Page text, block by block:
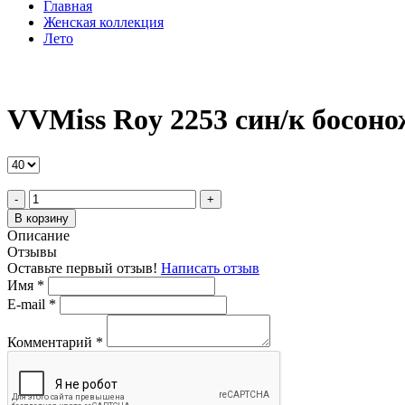
Главная
Женская коллекция
Лето
VVMiss Roy 2253 син/к
-
+
В корзину
Описание
Отзывы
Оставьте первый отзыв! Написать отзыв
Имя *
E-mail *
Комментарий *